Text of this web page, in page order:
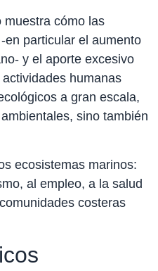
muestra cómo las
en particular el aumento
y el aporte excesivo
humanas
a gran escala,
sino también
ecosistemas marinos:
al empleo, a la salud
costeras